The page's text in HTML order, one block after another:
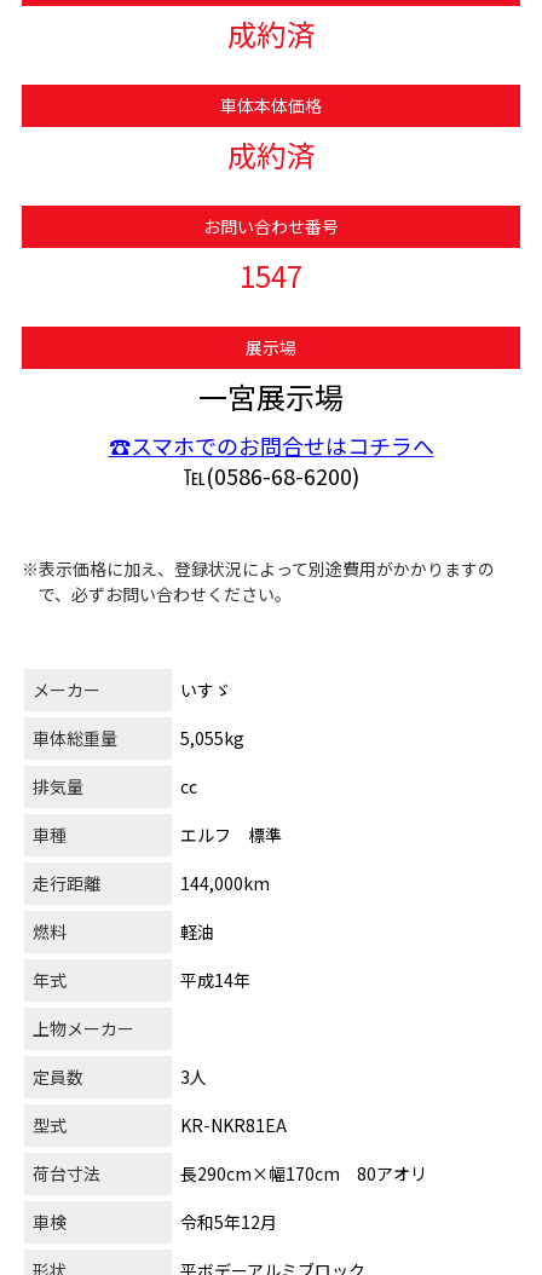
成約済
車体本体価格
成約済
お問い合わせ番号
1547
展示場
一宮展示場
☎スマホでのお問合せはコチラへ
℡(0586-68-6200)
※表示価格に加え、登録状況によって別途費用がかかりますの
で、必ずお問い合わせください。
メーカー
いすゞ
車体総重量
5,055kg
排気量
cc
車種
エルフ 標準
走行距離
144,000km
燃料
軽油
年式
平成14年
上物メーカー
定員数
3人
型式
KR-NKR81EA
荷台寸法
長290cm×幅170cm 80アオリ
車検
令和5年12月